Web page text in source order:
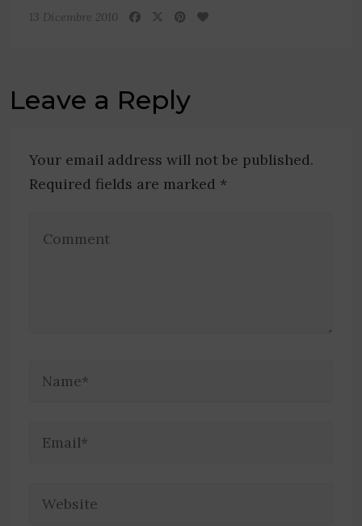
13 Dicembre 2010
Leave a Reply
Your email address will not be published.
Required fields are marked *